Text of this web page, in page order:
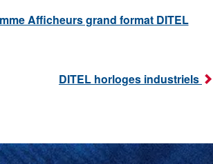
Afficheurs grand format DITEL
DITEL horloges industriels